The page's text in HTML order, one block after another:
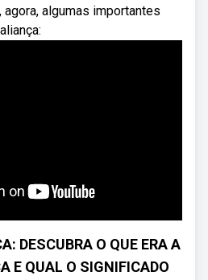
algumas importantes
DESCUBRA O QUE ERA A
E QUAL O SIGNIFICADO